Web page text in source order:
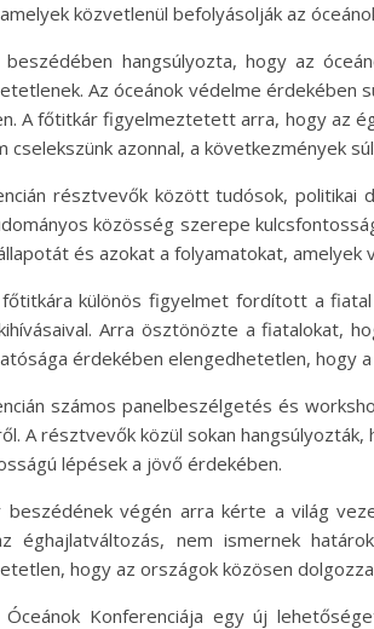
közvetlenül befolyásolják az
hangsúlyozta, hogy az
Az óceánok védelme
A főtitkár figyelmeztetett arra, hogy az
cselekszünk azonnal, a következmények
résztvevők között tudósok,
közösség szerepe
és azokat a folyamatokat, amelyek
főtitkára különös figyelmet fordított a
Arra ösztönözte a fiatalokat,
érdekében elengedhetetlen, hogy
számos panelbeszélgetés és
A résztvevők közül sokan
lépések a jövő érdekében.
beszédének végén arra kérte a világ
éghajlatváltozás, nem ismernek
hogy az országok közösen
Óceánok Konferenciája egy új